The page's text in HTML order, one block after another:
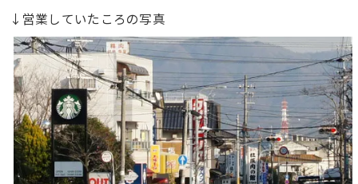
↓営業していたころの写真